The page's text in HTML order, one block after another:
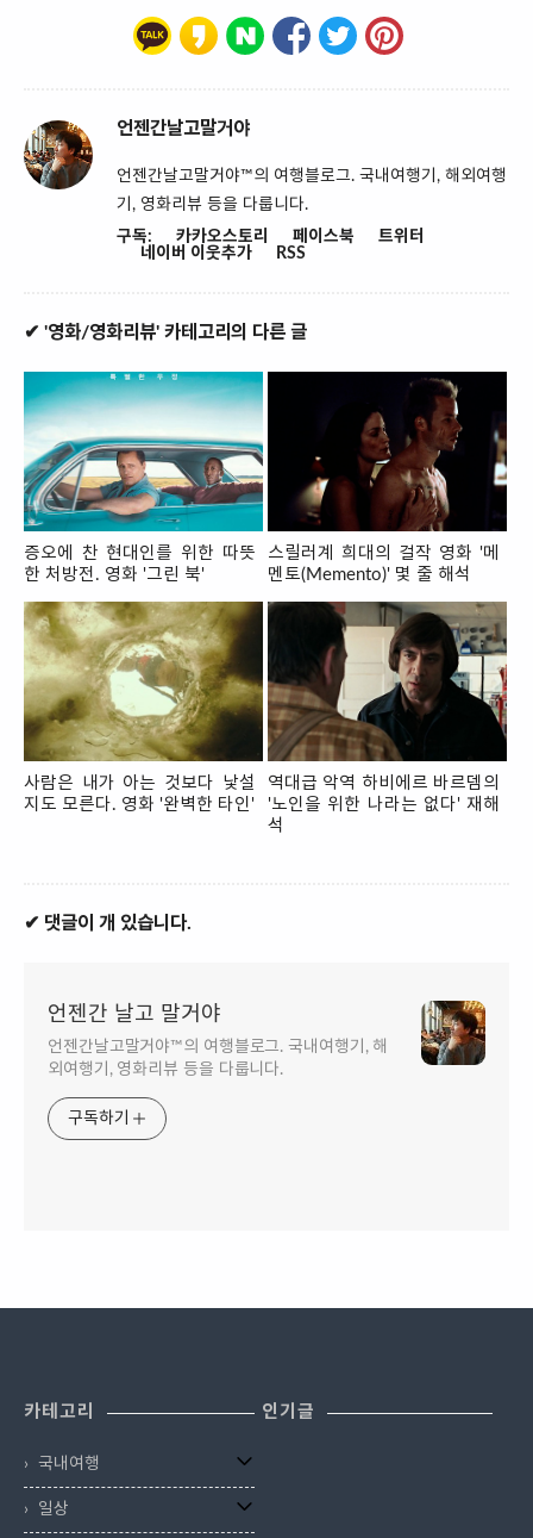
언젠간날고말거야
언젠간날고말거야™의 여행블로그. 국내여행기, 해외여행
기, 영화리뷰 등을 다룹니다.
구독:
카카오스토리 페이스북
트위터
네이버 이웃추가
RSS
✔ '영화/영화리뷰' 카테고리의 다른 글
증오에 찬 현대인를 위한 따뜻
한 처방전. 영화 '그린 북'
스릴러계 희대의 걸작 영화 '메
멘토(Memento)' 몇 줄 해석
사람은 내가 아는 것보다 낯설
지도 모른다. 영화 '완벽한 타인'
역대급 악역 하비에르 바르뎀의
'노인을 위한 나라는 없다' 재해
석
✔ 댓글이 개 있습니다.
언젠간 날고 말거야
언젠간날고말거야™의 여행블로그. 국내여행기, 해
외여행기, 영화리뷰 등을 다룹니다.
구독하기
카테고리
국내여행
일상
인기글